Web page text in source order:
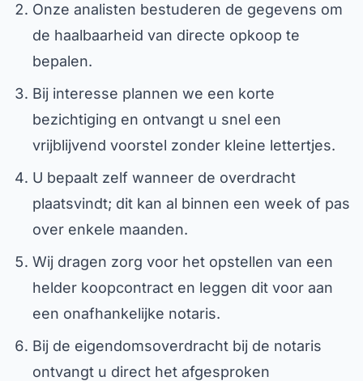
Onze analisten bestuderen de gegevens om
de haalbaarheid van directe opkoop te
bepalen.
Bij interesse plannen we een korte
bezichtiging en ontvangt u snel een
vrijblijvend voorstel zonder kleine lettertjes.
U bepaalt zelf wanneer de overdracht
plaatsvindt; dit kan al binnen een week of pas
over enkele maanden.
Wij dragen zorg voor het opstellen van een
helder koopcontract en leggen dit voor aan
een onafhankelijke notaris.
Bij de eigendomsoverdracht bij de notaris
ontvangt u direct het afgesproken